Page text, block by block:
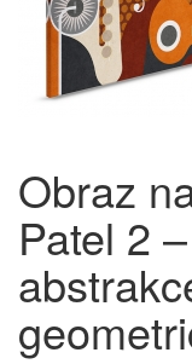
Obraz
Patel 2